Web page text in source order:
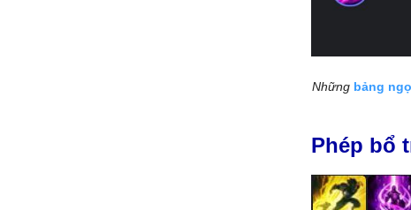
Những bảng
Phép bổ